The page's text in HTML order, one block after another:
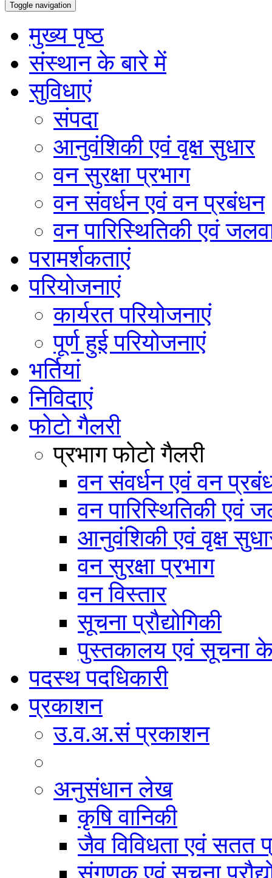
Toggle navigation
मुख्य पृष्ठ
संस्थान के बारे में
सुविधाएं
संपदा
आनुवंशिकी एवं वृक्ष सुधार
वन सुरक्षा प्रभाग
वन संवर्धन एवं वन प्रबंधन
वन पारिस्थितिकी एवं
परामर्शकताएं
परियोजनाएं
कार्यरत परियोजनाएं
पूर्ण हुई परियोजनाएं
भर्तियां
निविदाएं
फोटो गैलरी
प्रभाग फोटो गैलरी
वन संवर्धन एवं वन
वन पारिस्थितिकी एवं
आनुवंशिकी एवं वृक्ष
वन सुरक्षा प्रभाग
वन विस्तार
सूचना प्रौद्योगिकी
पुस्तकालय एवं सूचना
पदस्थ पदधिकारी
प्रकाशन
उ.व.अ.सं प्रकाशन
अनुसंधान लेख
कृषि वानिकी
जैव विविधता एवं सतत